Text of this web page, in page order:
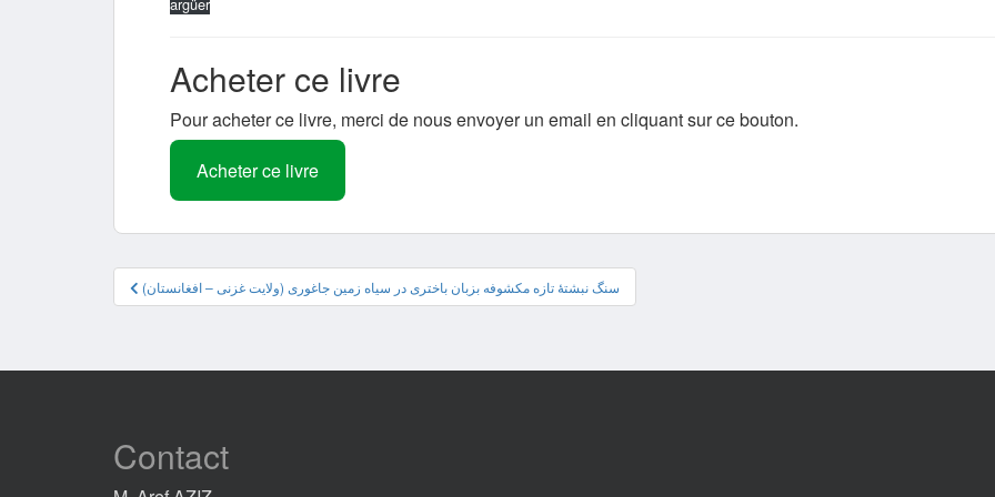
Acheter ce livre
Pour acheter ce livre, merci de nous envoyer un email en cliquant sur ce bouton.
Acheter ce livre
Navigation
de
l’article
سنگ نبشتۀ تازه مکشوفه بزبان باختری در سیاه زمین جاغوری (ولایت غزنی – افغانستان)
Contact